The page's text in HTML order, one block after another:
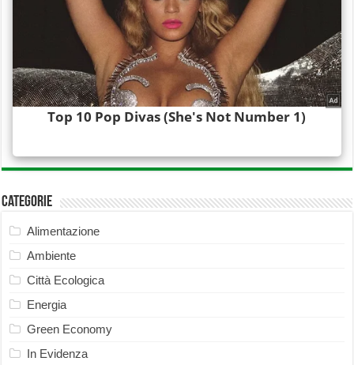
Categorie
Alimentazione
Ambiente
Città Ecologica
Energia
Green Economy
In Evidenza